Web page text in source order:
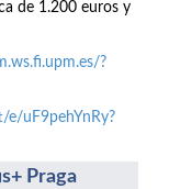
de 1.200 euros y
?
uF9pehYnRy?
Praga